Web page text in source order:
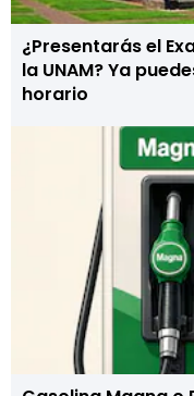
¿Presentarás el
la UNAM? Ya
horario